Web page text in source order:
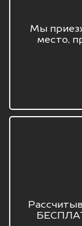
Мы
место,